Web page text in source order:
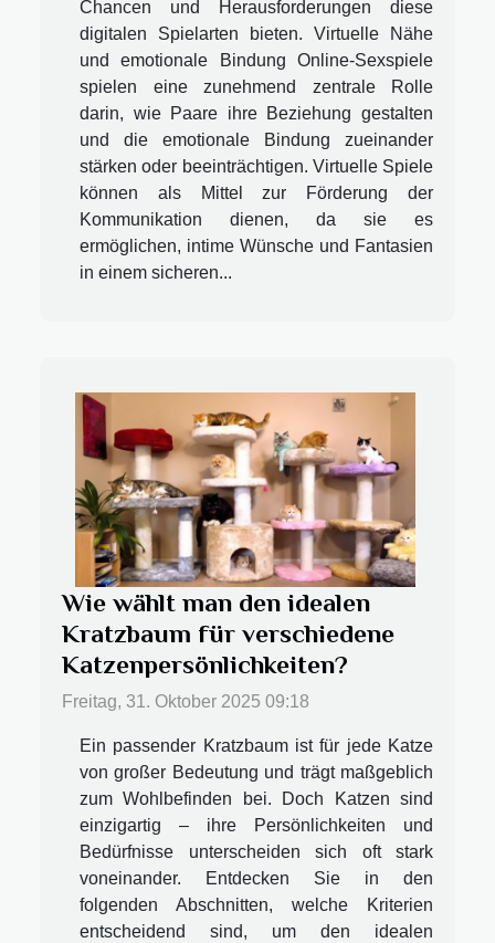
Chancen und Herausforderungen diese
digitalen Spielarten bieten. Virtuelle Nähe
und emotionale Bindung Online-Sexspiele
spielen eine zunehmend zentrale Rolle
darin, wie Paare ihre Beziehung gestalten
und die emotionale Bindung zueinander
stärken oder beeinträchtigen. Virtuelle Spiele
können als Mittel zur Förderung der
Kommunikation dienen, da sie es
ermöglichen, intime Wünsche und Fantasien
in einem sicheren...
Wie wählt man den idealen
Kratzbaum für verschiedene
Katzenpersönlichkeiten?
Freitag, 31. Oktober 2025 09:18
Ein passender Kratzbaum ist für jede Katze
von großer Bedeutung und trägt maßgeblich
zum Wohlbefinden bei. Doch Katzen sind
einzigartig – ihre Persönlichkeiten und
Bedürfnisse unterscheiden sich oft stark
voneinander. Entdecken Sie in den
folgenden Abschnitten, welche Kriterien
entscheidend sind, um den idealen